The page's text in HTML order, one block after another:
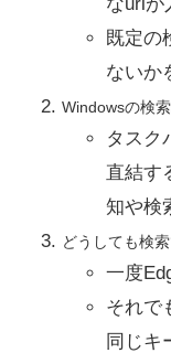
既定の
ないか
Windowsの検
タスク
直結す
知や検
どうしても検
一度
それで
同じキ